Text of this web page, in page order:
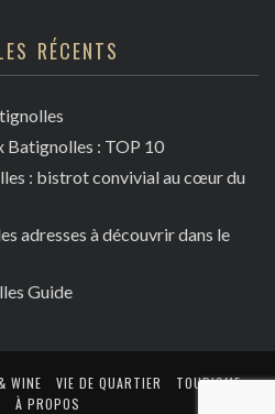
RÉCENTS
Batignolles : TOP 10
: bistrot convivial au cœur du
adresses à découvrir dans le
Guide
WINE VIE DE QUARTIER
TOURISME
À PROPOS